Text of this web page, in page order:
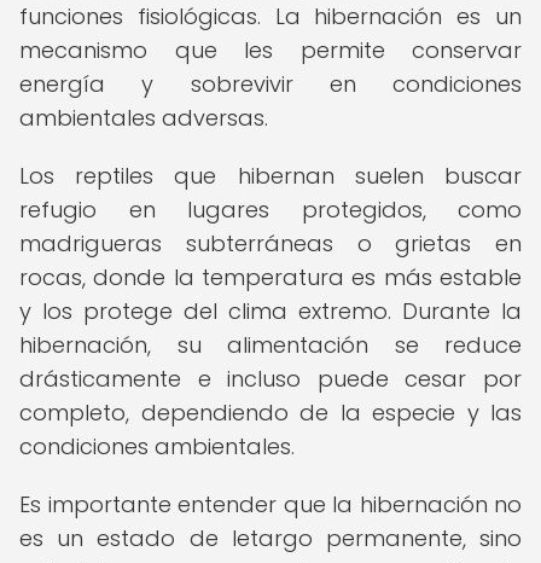
funciones fisiológicas. La hibernación es un
mecanismo que les permite conservar
energía y sobrevivir en condiciones
ambientales adversas.
Los reptiles que hibernan suelen buscar
refugio en lugares protegidos, como
madrigueras subterráneas o grietas en
rocas, donde la temperatura es más estable
y los protege del clima extremo. Durante la
hibernación, su alimentación se reduce
drásticamente e incluso puede cesar por
completo, dependiendo de la especie y las
condiciones ambientales.
Es importante entender que la hibernación no
es un estado de letargo permanente, sino